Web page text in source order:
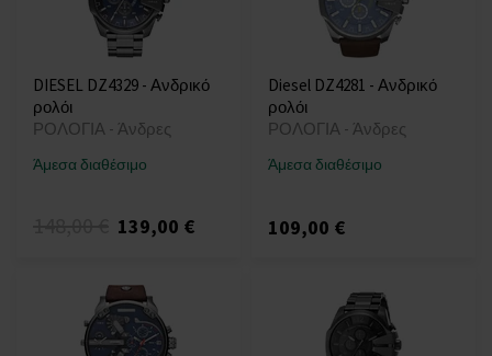
DIESEL DZ4329 - Ανδρικό
ρολόι
ΡΟΛΟΓΙΑ - Άνδρες
Άμεσα διαθέσιμο
139,00 €
Diesel DZ4281 - Ανδρικό
ρολόι
ΡΟΛΟΓΙΑ - Άνδρες
Άμεσα διαθέσιμο
109,00 €